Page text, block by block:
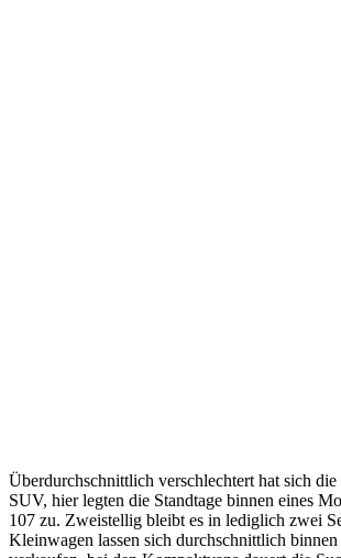
Überdurchschnittlich verschlechtert hat sich
SUV, hier legten die Standtage binnen eines
107 zu. Zweistellig bleibt es in lediglich zwei
Kleinwagen lassen sich durchschnittlich binnen